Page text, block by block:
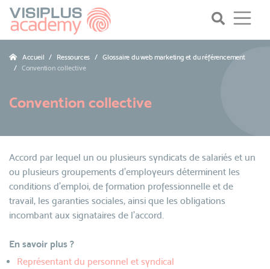
Accueil Ressources
Glossaire du web marketing et du référencement
Convention collective
Convention collective
Accord par lequel un ou plusieurs syndicats de salariés et un
ou plusieurs groupements d'employeurs déterminent les
conditions d'emploi, de formation professionnelle et de
travail, les garanties sociales, ainsi que les obligations
incombant aux signataires de l'accord.
En savoir plus ?
Représentant du personnel et syndical